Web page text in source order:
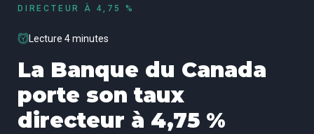
DIRECTEUR À 4,75 %
Lecture 4 minutes
La Banque du Canada
porte son taux
directeur à 4,75 %